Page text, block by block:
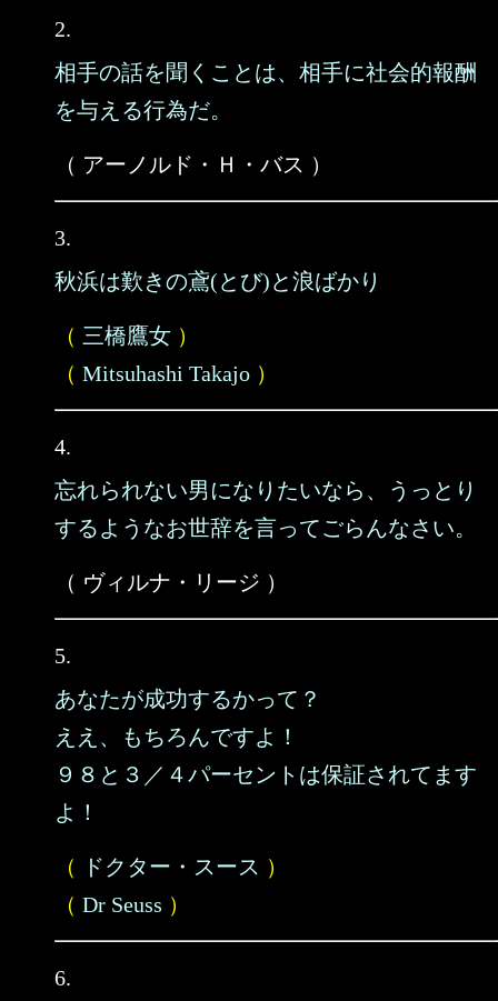
2.
相手の話を聞くことは、相手に社会的報酬
を与える行為だ。
（ アーノルド・Ｈ・バス ）
3.
秋浜は歎きの鳶(とび)と浪ばかり
（ 三橋鷹女 ）
（ Mitsuhashi Takajo ）
4.
忘れられない男になりたいなら、うっとり
するようなお世辞を言ってごらんなさい。
（ ヴィルナ・リージ ）
5.
あなたが成功するかって？
ええ、もちろんですよ！
９８と３／４パーセントは保証されてます
よ！
（ ドクター・スース ）
（ Dr Seuss ）
6.